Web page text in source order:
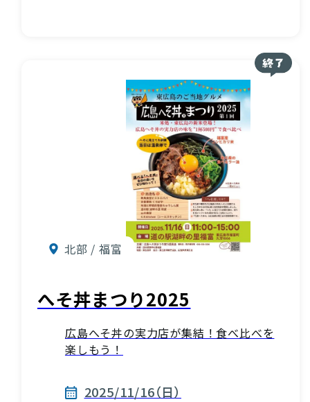
北部 / 福富
へそ丼まつり2025
広島へそ丼の実力店が集結！食べ比べを
楽しもう！
2025/11/16（日）